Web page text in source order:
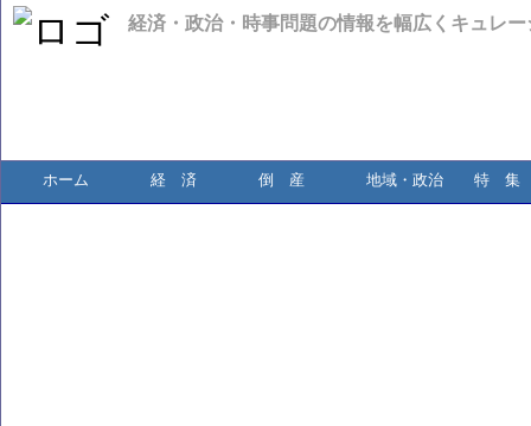
経済・政治・時事問題の情報を幅広くキュレ
ホーム 経 済 倒 産 地域・政治 特 集